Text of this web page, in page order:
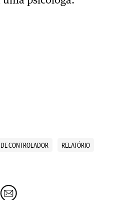
DE CONTROLADOR RELATÓRIO